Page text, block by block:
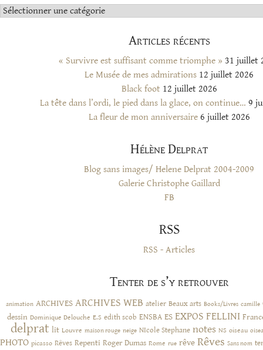
Catégories
Articles récents
« Survivre est suffisant comme triomphe » 31 juillet
Le Musée de mes admirations 12 juillet 2026
Black foot 12 juillet 2026
La tête dans l’ordi, le pied dans la glace, on continue… 9
La fleur de mon anniversaire 6 juillet 2026
Hélène Delprat
Blog sans images/ Helene Delprat 2004-2009
Galerie Christophe Gaillard
FB
RSS
RSS - Articles
Tenter de s’y retrouver
animation ARCHIVES ARCHIVES WEB atelier Beaux arts Books/Livres camille
dessin Dominique Delouche E.S edith scob ENSBA ES EXPOS FELLINI
delprat lit Louvre maison rouge neige NIcole Stephane notes NS oiseau
PHOTO picasso Rêves Repenti Roger Dumas Rome rue rêve Rêves Sans nom